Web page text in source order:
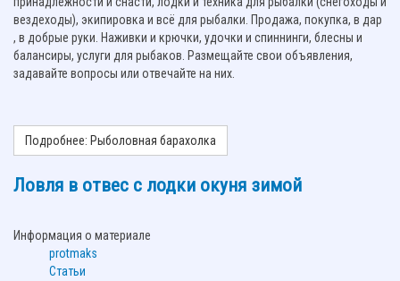
вездеходы), экипировка и всё для рыбалки. Продажа, покупка, в дар
, в добрые руки. Наживки и крючки, удочки и спиннинги, блесны и
балансиры, услуги для рыбаков. Размещайте свои объявления,
задавайте вопросы или отвечайте на них.
Подробнее: Рыболовная барахолка
Ловля в отвес с лодки окуня зимой
Информация о материале
protmaks
Статьи